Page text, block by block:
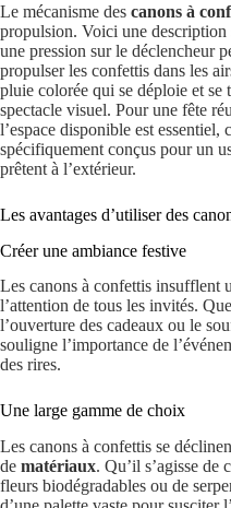
Le mécanisme des canons à
propulsion. Voici une
une pression sur le déclencheur
propulser les confettis dans les
pluie colorée qui se déploie et
spectacle visuel. Pour une fête
l’espace disponible est essentiel,
spécifiquement conçus pour un
prêtent à l’extérieur.
Les avantages d’utiliser des
Créer une ambiance festive
Les canons à confettis insufflent
l’attention de tous les invités.
l’ouverture des cadeaux ou le
souligne l’importance de
des rires.
Une large gamme de choix
Les canons à confettis se
de matériaux. Qu’il s’agisse de
fleurs biodégradables ou de